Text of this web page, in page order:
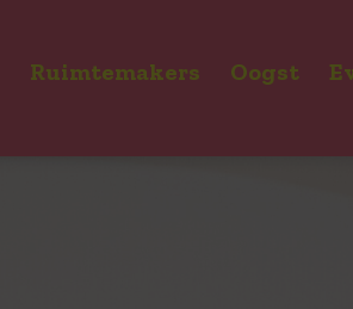
Ruimtemakers Oogst